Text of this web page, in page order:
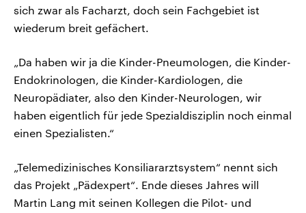
sich zwar als Facharzt, doch sein Fachgebiet ist
wiederum breit gefächert.
„Da haben wir ja die Kinder-Pneumologen, die Kinder-
Endokrinologen, die Kinder-Kardiologen, die
Neuropädiater, also den Kinder-Neurologen, wir
haben eigentlich für jede Spezialdisziplin noch einmal
einen Spezialisten.“
„Telemedizinisches Konsiliararztsystem“ nennt sich
das Projekt „Pädexpert“. Ende dieses Jahres will
Martin Lang mit seinen Kollegen die Pilot- und